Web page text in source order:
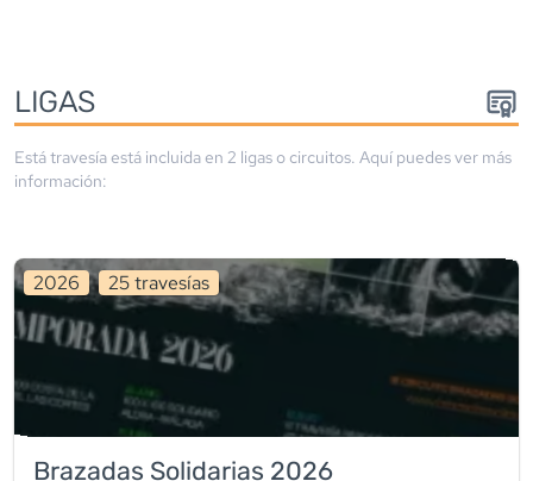
LIGAS
Está travesía está incluida en 2 ligas o circuitos. Aquí puedes ver más
información:
2026 25travesías
Brazadas Solidarias 2026